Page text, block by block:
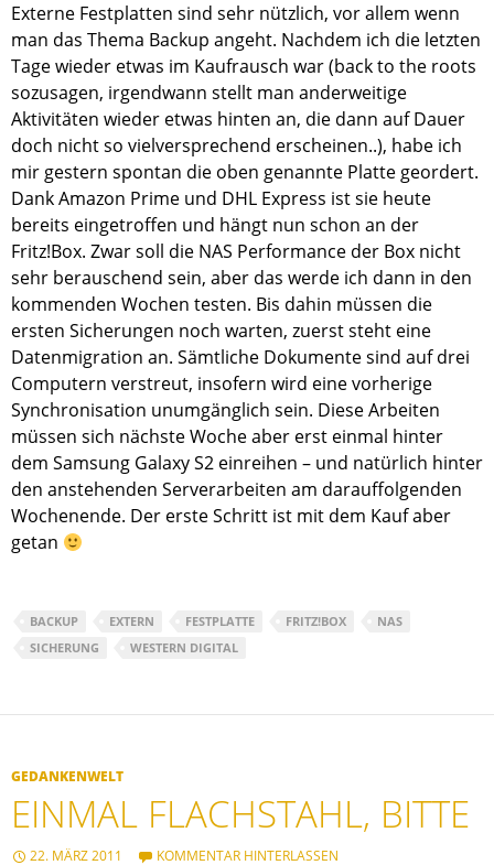
Externe Festplatten sind sehr nützlich, vor allem wenn
man das Thema Backup angeht. Nachdem ich die letzten
Tage wieder etwas im Kaufrausch war (back to the roots
sozusagen, irgendwann stellt man anderweitige
Aktivitäten wieder etwas hinten an, die dann auf Dauer
doch nicht so vielversprechend erscheinen..), habe ich
mir gestern spontan die oben genannte Platte geordert.
Dank Amazon Prime und DHL Express ist sie heute
bereits eingetroffen und hängt nun schon an der
Fritz!Box. Zwar soll die NAS Performance der Box nicht
sehr berauschend sein, aber das werde ich dann in den
kommenden Wochen testen. Bis dahin müssen die
ersten Sicherungen noch warten, zuerst steht eine
Datenmigration an. Sämtliche Dokumente sind auf drei
Computern verstreut, insofern wird eine vorherige
Synchronisation unumgänglich sein. Diese Arbeiten
müssen sich nächste Woche aber erst einmal hinter
dem Samsung Galaxy S2 einreihen – und natürlich hinter
den anstehenden Serverarbeiten am darauffolgenden
Wochenende. Der erste Schritt ist mit dem Kauf aber
getan
BACKUP EXTERN FESTPLATTE FRITZ!BOX
NAS
SICHERUNG
WESTERN DIGITAL
GEDANKENWELT
EINMAL FLACHSTAHL, BITTE
22. MÄRZ 2011 KOMMENTAR HINTERLASSEN